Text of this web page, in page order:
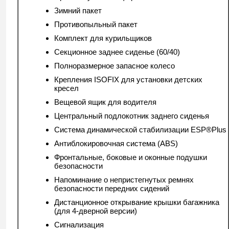
Зимний пакет
Противопыльный пакет
Комплект для курильщиков
Секционное заднее сиденье (60/40)
Полноразмерное запасное колесо
Крепления ISOFIX для установки детских
кресел
Вещевой ящик для водителя
Центральный подлокотник заднего сиденья
Система динамической стабилизации ESP®Plus
Антиблокировочная система (ABS)
Фронтальные, боковые и оконные подушки
безопасности
Напоминание о непристегнутых ремнях
безопасности передних сидений
Дистанционное открывание крышки багажника
(для 4-дверной версии)
Сигнализация